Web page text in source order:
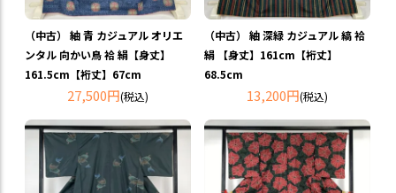
（中古） 紬 青 カジュアル オリエ
ンタル 向かい鳥 袷 絹【身丈】
161.5cm【裄丈】67cm
27,500円(税込)
（中古） 紬 深緑 カジュアル 縞 袷
絹 【身丈】161cm【裄丈】
68.5cm
13,200円(税込)